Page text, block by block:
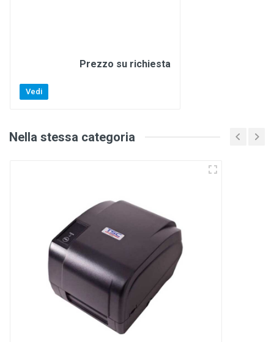
Prezzo su richiesta
Vedi
Nella stessa categoria